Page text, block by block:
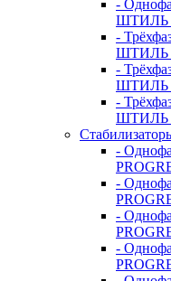
-
ШТИЛЬ
-
ШТИЛЬ
-
ШТИЛЬ
-
ШТИЛЬ
-
-
-
-